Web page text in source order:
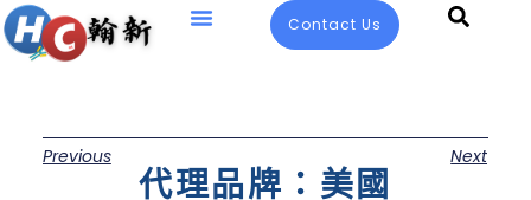
Contact Us
Previous Next
代理品牌：美國